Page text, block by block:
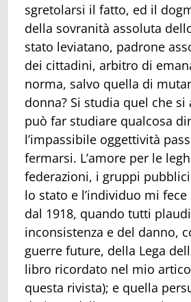
sgretolarsi il fatto, ed il
della sovranità assoluta
stato leviatano, padrone
dei cittadini, arbitro di
norma, salvo quella di
donna? Si studia quel che si
può far studiare qualcosa
l’impassibile oggettività
fermarsi. L’amore per le
federazioni, i gruppi
lo stato e l’individuo mi
dal 1918, quando tutti
inconsistenza e del danno,
guerre future, della Lega
libro ricordato nel mio
questa rivista); e quella